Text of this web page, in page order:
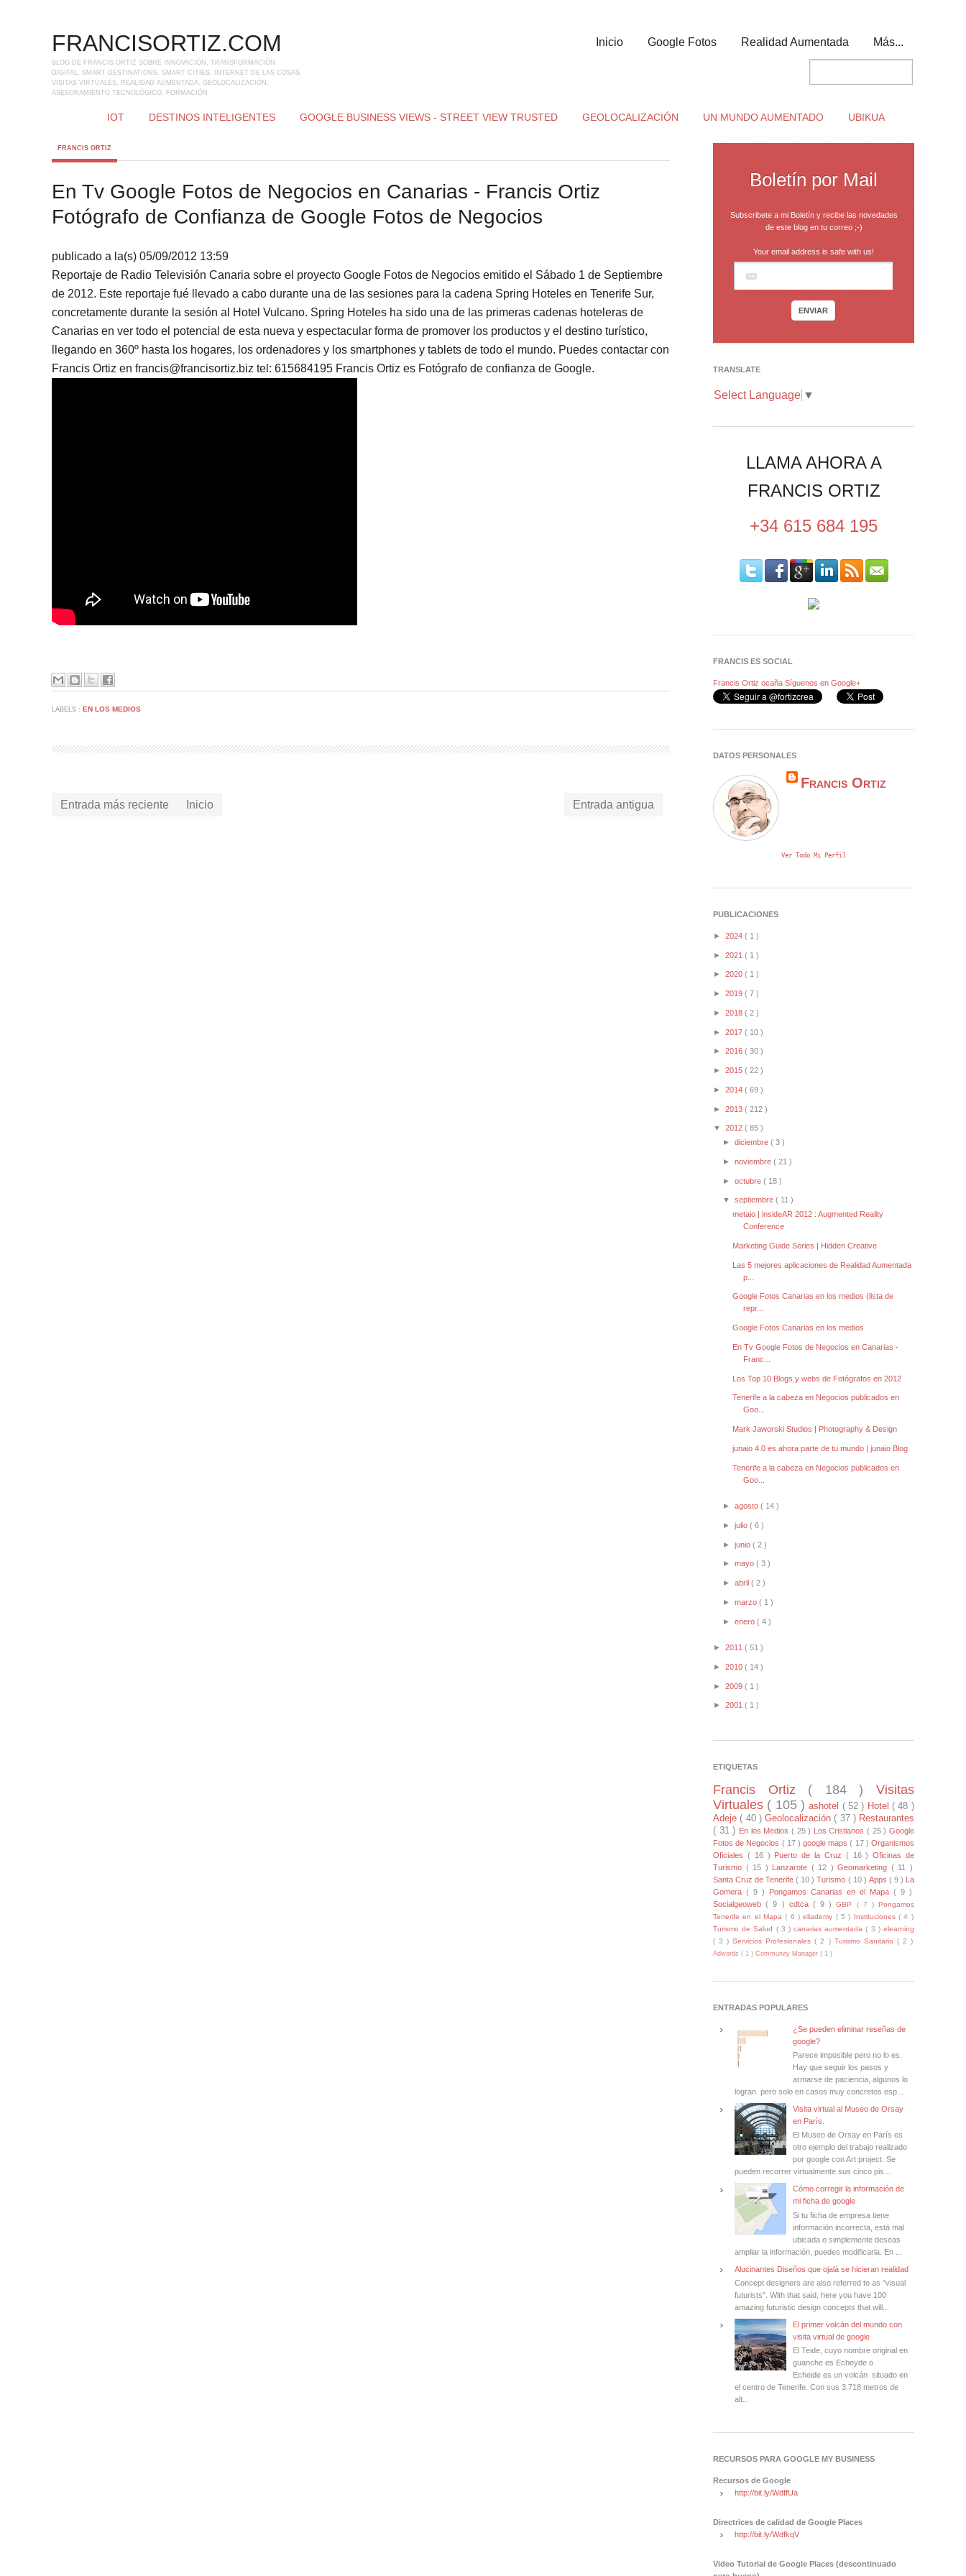
FRANCISORTIZ.COM
BLOG DE FRANCIS ORTIZ SOBRE INNOVACIÓN, TRANSFORMACIÓN
DIGITAL, SMART DESTINATIONS, SMART CITIES, INTERNET DE LAS COSAS,
VISITAS VIRTUALES, REALIDAD AUMENTADA, GEOLOCALIZACIÓN,
ASESORAMIENTO TECNOLÓGICO, FORMACIÓN
Inicio Google Fotos Realidad Aumentada Más...
IOT DESTINOS INTELIGENTES GOOGLE BUSINESS VIEWS - STREET VIEW TRUSTED GEOLOCALIZACIÓN UN MUNDO AUMENTADO UBIKUA
FRANCIS ORTIZ
En Tv Google Fotos de Negocios en Canarias - Francis Ortiz
Fotógrafo de Confianza de Google Fotos de Negocios
publicado a la‎(s)‎ 05/09/2012 13:59
Reportaje de Radio Televisión Canaria sobre el proyecto Google Fotos de Negocios emitido el Sábado 1 de Septiembre
de 2012. Este reportaje fué llevado a cabo durante una de las sesiones para la cadena Spring Hoteles en Tenerife Sur,
concretamente durante la sesión al Hotel Vulcano. Spring Hoteles ha sido una de las primeras cadenas hoteleras de
Canarias en ver todo el potencial de esta nueva y espectacular forma de promover los productos y el destino turístico,
llegando en 360º hasta los hogares, los ordenadores y los smartphones y tablets de todo el mundo. Puedes contactar con
Francis Ortiz en francis@francisortiz.biz tel: 615684195 Francis Ortiz es Fotógrafo de confianza de Google.
LABELS : EN LOS MEDIOS
Entrada más reciente Entrada antigua
Inicio
Boletín por Mail
Subscribete a mi Boletín y recibe las novedades
de este blog en tu correo ;-)
Your email address is safe with us!
TRANSLATE
Select Language ▼
LLAMA AHORA A
FRANCIS ORTIZ
+34 615 684 195
FRANCIS ES SOCIAL
Francis Ortiz ocaña Síguenos en Google+
DATOS PERSONALES
Francis Ortiz
Ver Todo Mi Perfil
PUBLICACIONES
► 2024 ( 1 )
► 2021 ( 1 )
► 2020 ( 1 )
► 2019 ( 7 )
► 2018 ( 2 )
► 2017 ( 10 )
► 2016 ( 30 )
► 2015 ( 22 )
► 2014 ( 69 )
► 2013 ( 212 )
▼ 2012 ( 85 )
►diciembre( 3 )
►noviembre( 21 )
►octubre( 18 )
▼septiembre( 11 )
metaio | insideAR 2012 : Augmented Reality
Conference
Marketing Guide Series | Hidden Creative
Las 5 mejores aplicaciones de Realidad Aumentada
p...
Google Fotos Canarias en los medios (lista de
repr...
Google Fotos Canarias en los medios
En Tv Google Fotos de Negocios en Canarias -
Franc...
Los Top 10 Blogs y webs de Fotógrafos en 2012
Tenerife a la cabeza en Negocios publicados en
Goo...
Mark Jaworski Studios | Photography & Design
junaio 4.0 es ahora parte de tu mundo | junaio Blog
Tenerife a la cabeza en Negocios publicados en
Goo...
►agosto( 14 )
►julio( 6 )
►junio( 2 )
►mayo( 3 )
►abril( 2 )
►marzo( 1 )
►enero( 4 )
► 2011 ( 51 )
► 2010 ( 14 )
► 2009 ( 1 )
► 2001 ( 1 )
ETIQUETAS
Francis Ortiz ( 184 )Visitas
Virtuales ( 105 )ashotel ( 52 ) Hotel ( 48 )
Adeje ( 40 ) Geolocalización ( 37 ) Restaurantes
( 31 ) En los Medios ( 25 ) Los Cristianos( 25 )Google
Fotos de Negocios ( 17 )google maps( 17 )Organismos
Oficiales ( 16 ) Puerto de la Cruz ( 16 )Oficinas de
Turismo ( 15 ) Lanzarote ( 12 ) Geomarketing ( 11 )
Santa Cruz de Tenerife( 10 )Turismo ( 10 ) Apps ( 9 ) La
Gomera ( 9 ) Pongamos Canarias en el Mapa ( 9 )
Socialgeoweb( 9 ) cdtca ( 9 )GBP ( 7 )Pongamos
Tenerife en el Mapa( 6 )eliademy ( 5 ) Instituciones( 4 )
Turismo de Salud ( 3 )canarias aumentada( 3 )elearning
( 3 )Servicios Profesionales( 2 ) Turismo Sanitario ( 2 )
Adwords ( 1 ) Community Manager ( 1 )
ENTRADAS POPULARES
¿Se pueden eliminar reseñas de
google?
Parece imposible pero no lo es.
Hay que seguir los pasos y
armarse de paciencia, algunos lo
logran. pero solo en casos muy concretos esp...
Visita virtual al Museo de Orsay
en París.
El Museo de Orsay en París es
otro ejemplo del trabajo realizado
por google con Art project. Se
pueden recorrer virtualmente sus cinco pis...
Cómo corregir la información de
mi ficha de google
Si tu ficha de empresa tiene
información incorrecta, está mal
ubicada o simplemente deseas
ampliar la información, puedes modificarla. En ...
Alucinantes Diseños que ojalá se hicieran realidad
Concept designers are also referred to as “visual
futurists”. With that said, here you have 100
amazing futuristic design concepts that will...
El primer volcán del mundo con
visita virtual de google
El Teide, cuyo nombre original en
guanche es Echeyde o
Echeide es un volcán situado en
el centro de Tenerife. Con sus 3.718 metros de
alt...
RECURSOS PARA GOOGLE MY BUSINESS
Recursos de Google
http://bit.ly/WdffUa
Directrices de calidad de Google Places
http://bit.ly/WdfkqV
Video Tutorial de Google Places (descontinuado